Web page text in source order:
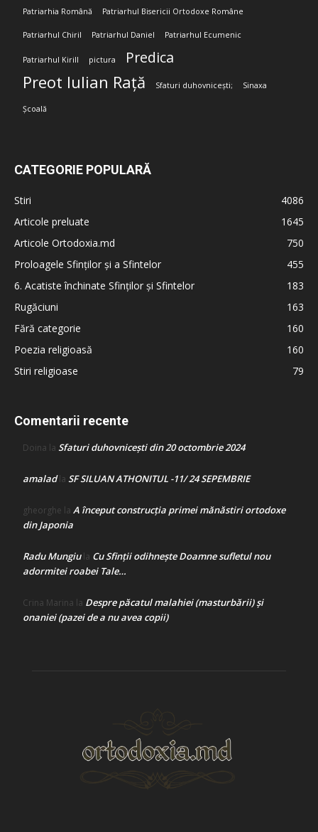
Patriarhia Română Patriarhul Bisericii Ortodoxe Române
Patriarhul Chiril Patriarhul Daniel Patriarhul Ecumenic
Patriarhul Kirill pictura Predica
Preot Iulian Rață Sfaturi duhovnicești; Sinaxa
Școală
CATEGORIE POPULARĂ
Stiri
4086
Articole preluate
1645
Articole Ortodoxia.md
750
Proloagele Sfinților și a Sfintelor
455
6. Acatiste închinate Sfinților și Sfintelor
183
Rugăciuni
163
Fără categorie
160
Poezia religioasă
160
Stiri religioase
79
Comentarii recente
Doina la Sfaturi duhovnicești din 20 octombrie 2024
amaladla SF SILUAN ATHONITUL -11/ 24 SEPEMBRIE
gheorghe la A început construcţia primei mănăstiri ortodoxe
din Japonia
Radu Mungiula Cu Sfinții odihnește Doamne sufletul nou
adormitei roabei Tale…
Crina Marina la Despre păcatul malahiei (masturbării) şi
onaniei (pazei de a nu avea copii)